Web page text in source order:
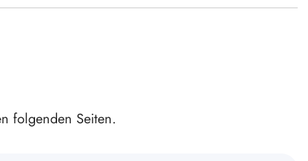
folgenden Seiten.